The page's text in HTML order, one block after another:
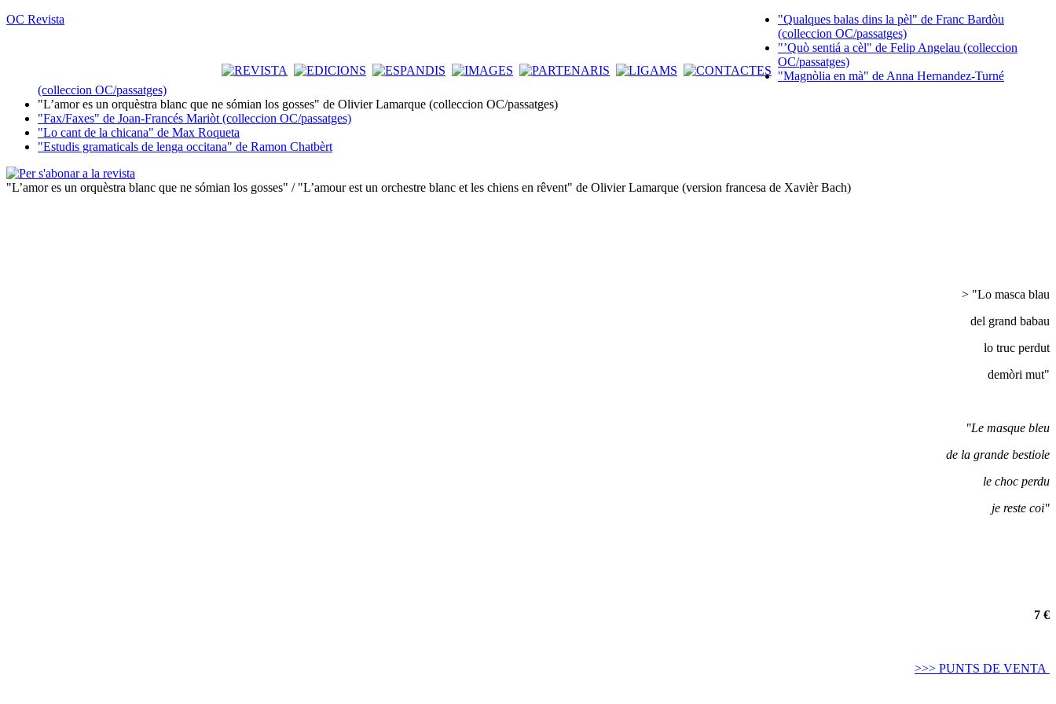
OC Revista
"Qualques balas dins la pèl" de Franc Bardòu
(colleccion OC/passatges)
"’Quò sentiá a cèl" de Felip Angelau (colleccion
OC/passatges)
"Magnòlia en mà" de Anna Hernandez-Turné
(colleccion OC/passatges)
"L’amor es un orquèstra blanc que ne sómian los gosses" de Olivier Lamarque (colleccion OC/passatges)
"Fax/Faxes" de Joan-Francés Mariòt (colleccion OC/passatges)
"Lo cant de la chicana" de Max Roqueta
"Estudis gramaticals de lenga occitana" de Ramon Chatbèrt
"L’amor es un orquèstra blanc que ne sómian los gosses" / "L’amour est un orchestre blanc et les chiens en rêvent" de Olivier Lamarque (version francesa de Xavièr Bach)
> "Lo masca blau
del grand babau
lo truc perdut
demòri mut"
"Le masque bleu
de la grande bestiole
le choc perdu
je reste coi"
7 €
>>> PUNTS DE VENTA